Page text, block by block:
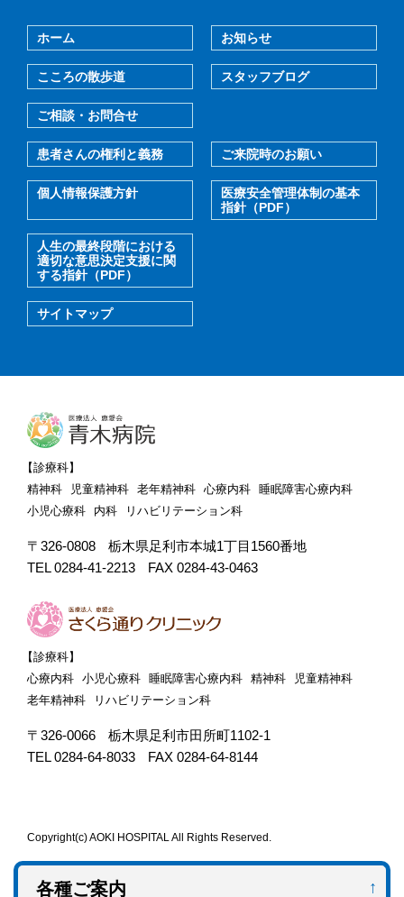
各種ご案内
ホーム お知らせ
こころの散歩道 スタッフブログ
ご相談・お問合せ
患者さんの権利と義務 ご来院時のお願い
個人情報保護方針
医療安全管理体制の基本
指針（PDF）
人生の最終段階における
適切な意思決定支援に関
する指針（PDF）
サイトマップ
【診療科】
精神科
児童精神科 老年精神科 心療内科
睡眠障害心療内科
小児心療科
内科 リハビリテーション科
〒326-0808
栃木県足利市本城1丁目1560番地
TEL 0284-41-2213
FAX 0284-43-0463
【診療科】
心療内科 小児心療科 睡眠障害心療内科 精神科
児童精神科
老年精神科
リハビリテーション科
〒326-0066
栃木県足利市田所町1102-1
TEL 0284-64-8033
FAX 0284-64-8144
Copyright(c) AOKI HOSPITAL All Rights Reserved.